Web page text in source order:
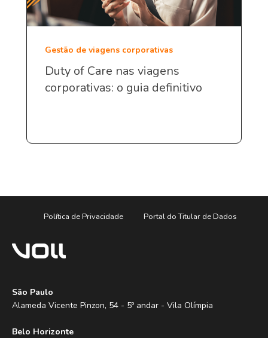
Gestão de viagens corporativas
Duty of Care nas viagens
corporativas: o guia definitivo
Política de Privacidade Portal do Titular de Dados
São Paulo
Alameda Vicente Pinzon, 54 - 5º andar - Vila Olímpia
Belo Horizonte